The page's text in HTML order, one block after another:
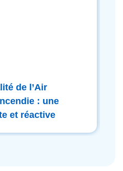
de l’Air
: une
et réactive